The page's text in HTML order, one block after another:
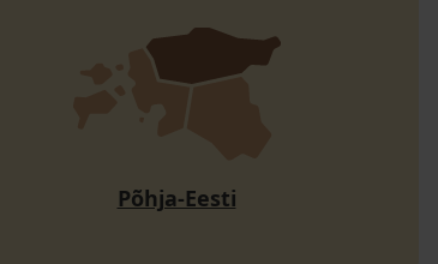
Põhja-Eesti